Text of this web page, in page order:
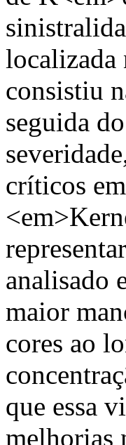
localizada
consistiu
seguida
críticos
analisado
maior
cores ao
que essa
melhorias